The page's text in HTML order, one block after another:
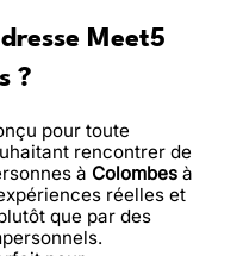
Meet5
?
pour toute
rencontrer de
à Colombes à
réelles et
que par des